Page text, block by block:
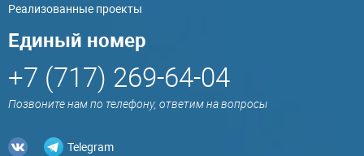
Реализованные проекты
Единый номер
+7 (717) 269-64-04
Позвоните нам по телефону, ответим на вопросы
Telegram